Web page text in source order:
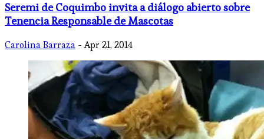
Seremi de Coquimbo invita a diálogo abierto sobre
Tenencia Responsable de Mascotas
Carolina Barraza - Apr 21, 2014